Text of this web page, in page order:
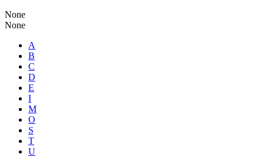
None
None
A
B
C
D
E
I
M
O
S
T
U